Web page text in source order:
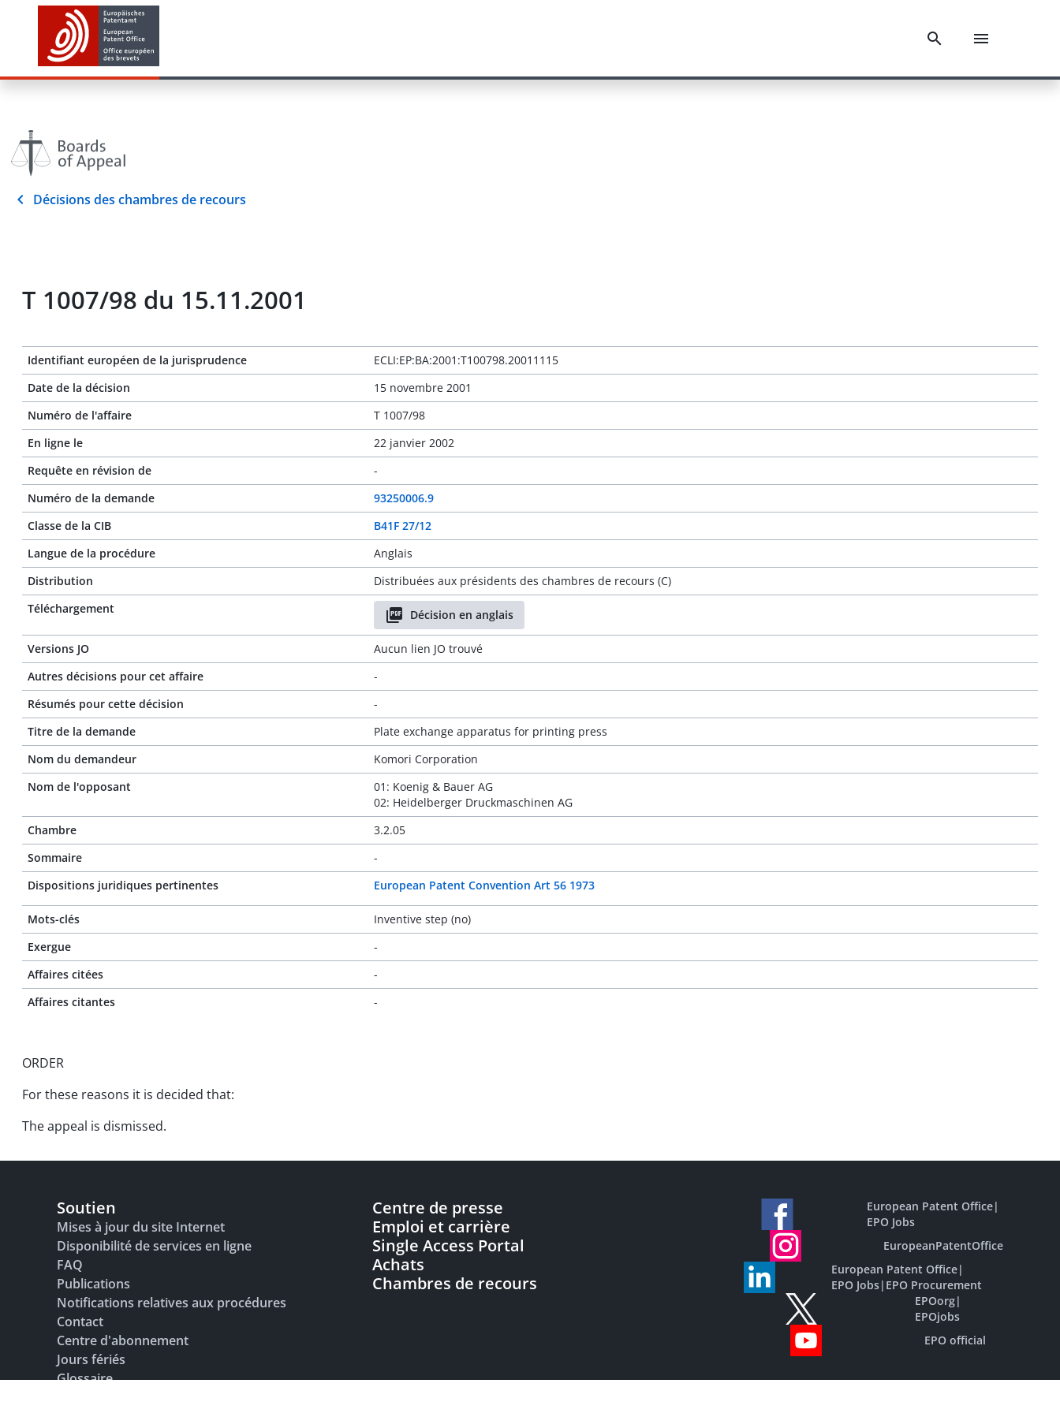
Décisions des chambres de recours
T 1007/98 du 15.11.2001
Identifiant européen de la jurisprudence
ECLI:EP:BA:2001:T100798.20011115
Date de la décision
15 novembre 2001
Numéro de l'affaire
T 1007/98
En ligne le
22 janvier 2002
Requête en révision de
-
Numéro de la demande
93250006.9
Classe de la CIB
B41F 27/12
Langue de la procédure
Anglais
Distribution
Distribuées aux présidents des chambres de recours (C)
Téléchargement
Décision en anglais
Versions JO
Aucun lien JO trouvé
Autres décisions pour cet affaire
-
Résumés pour cette décision
-
Titre de la demande
Plate exchange apparatus for printing press
Nom du demandeur
Komori Corporation
Nom de l'opposant
01: Koenig & Bauer AG
02: Heidelberger Druckmaschinen AG
Chambre
3.2.05
Sommaire
-
Dispositions juridiques pertinentes
European Patent Convention Art 56 1973
Mots-clés
Inventive step (no)
Exergue
-
Affaires citées
-
Affaires citantes
-
ORDER
For these reasons it is decided that:
The appeal is dismissed.
Soutien
Mises à jour du site Internet
Disponibilité de services en ligne
FAQ
Publications
Notifications relatives aux procédures
Contact
Centre d'abonnement
Jours fériés
Glossaire
Centre de presse
Emploi et carrière
Single Access Portal
Achats
Chambres de recours
European Patent Office|
EPO Jobs
EuropeanPatentOffice
European Patent Office|
EPO Jobs| EPO Procurement
EPOorg|
EPOjobs
EPO official